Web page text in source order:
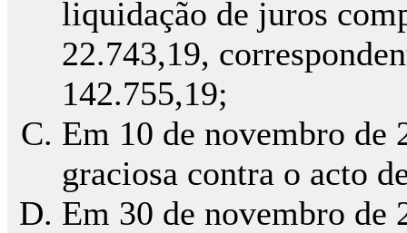
liquidação de juros
22.743,19,
142.755,19;
Em 10 de novembro de
graciosa contra o acto
Em 30 de novembro